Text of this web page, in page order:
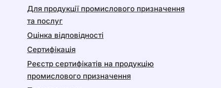
Для продукції промислового призначення
та послуг
Оцінка відповідності
Сертифікація
Реєстр сертифікатів на продукцію
промислового призначення